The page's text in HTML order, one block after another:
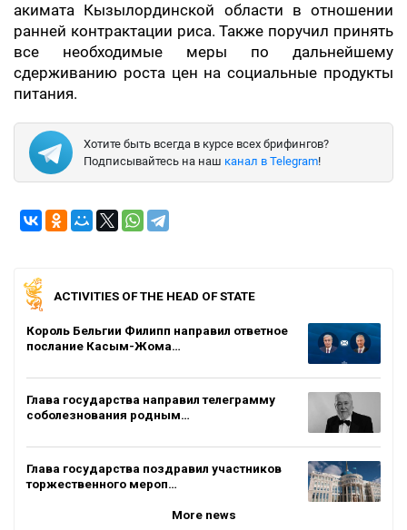
акимата Кызылординской области в отношении
ранней контрактации риса. Также поручил принять
все необходимые меры по дальнейшему
сдерживанию роста цен на социальные продукты
питания.
Хотите быть всегда в курсе всех брифингов?
Подписывайтесь на наш канал в Telegram!
ACTIVITIES OF THE HEAD OF STATE
Король Бельгии Филипп направил ответное
послание Касым-Жома…
Глава государства направил телеграмму
соболезнования родным…
Глава государства поздравил участников
торжественного мероп…
More news